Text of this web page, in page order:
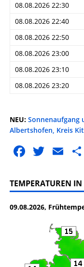
08.08.2026 22:30
08.08.2026 22:40
08.08.2026 22:50
08.08.2026 23:00
08.08.2026 23:10
08.08.2026 23:20
NEU: Sonnenaufgang
Albertshofen, Kreis
F
c
e
b
k
T
it
te
r
E
ai
l
TEMPERATUREN
09.08.2026,